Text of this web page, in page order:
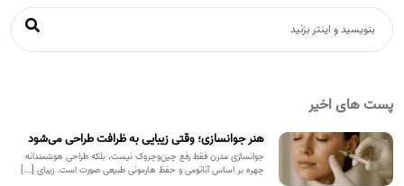
پست های اخیر
هنر جوانسازی؛ وقتی زیبایی به ظرافت طراحی می‌شود
جوانسازی مدرن فقط رفع چین‌وچروک نیست، بلکه طراحی هوشمندانه
چهره بر اساس آناتومی و حفظ هارمونی طبیعی صورت است. زیبای [...]